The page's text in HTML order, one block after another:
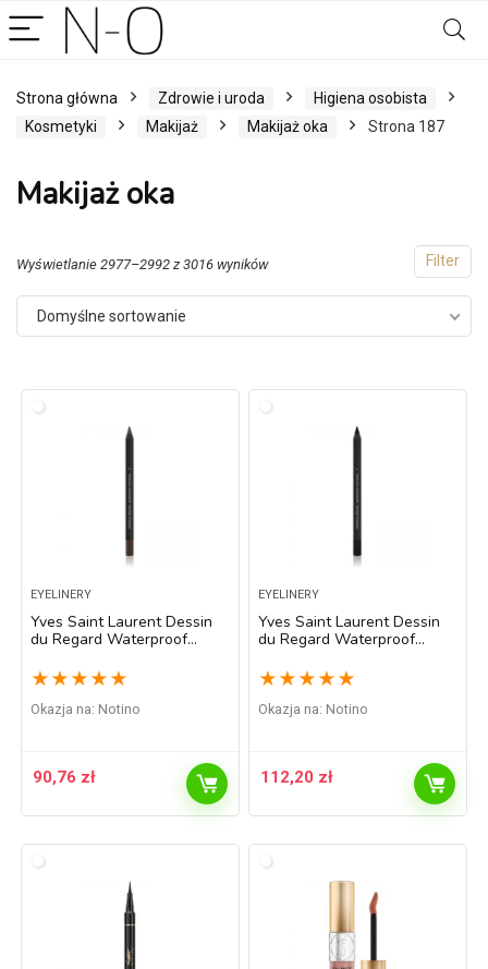
Strona główna Zdrowie i uroda
Higiena osobista
Kosmetyki
Makijaż Makijaż oka Strona 187
Makijaż oka
Filter
Wyświetlanie 2977–2992 z 3016 wyników
Domyślne sortowanie
EYELINERY
Yves Saint Laurent Dessin
du Regard Waterproof
oczu odcień 02 Brun Danger
1,2 g
★ ★ ★ ★ ★
Okazja na: Notino
90,76 zł
EYELINERY
Yves Saint Laurent Dessin
du Regard Waterproof
oczu odcień 1 Noir Effronté
1,2 g
★ ★ ★ ★ ★
Okazja na: Notino
112,20 zł